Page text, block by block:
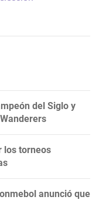
del Siglo y
los torneos
anunció que